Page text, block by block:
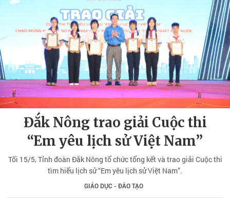
Đắk Nông trao giải Cuộc thi
“Em yêu lịch sử Việt Nam”
Tối 15/5, Tỉnh đoàn Đắk Nông tổ chức tổng kết và trao giải Cuộc thi
tìm hiểu lịch sử “Em yêu lịch sử Việt Nam”.
GIÁO DỤC - ĐÀO TẠO